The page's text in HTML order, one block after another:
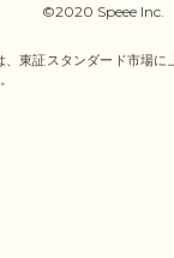
©2020 Speee Inc.
、東証スタンダード市場に